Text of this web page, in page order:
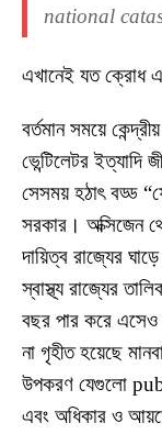
national
এখানেই যত ক্রোধ
বর্তমান সময়ে
ভেন্টিলেটর ইত্যাদি
সেসময় হঠাৎ বড্ড
সরকার। অক্সিজেন
দায়িত্ব রাজ্যের
স্বাস্থ্য রাজ্যের
বছর পার করে এসেও
না গৃহীত হয়েছে
উপকরণ যেগুলো
এবং অধিকার ও